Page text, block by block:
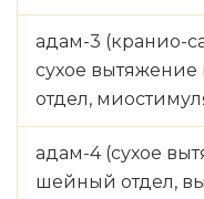
адам-3 (кранио-
сухое
отдел,
адам-4 (сухое
шейный отдел,